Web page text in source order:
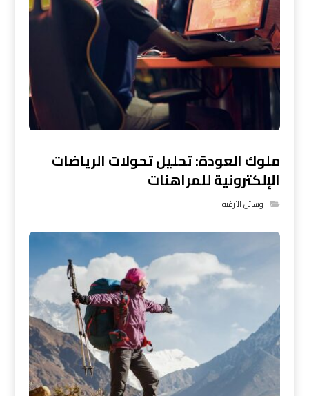
ملوك العودة: تحليل تحولات الرياضات
الإلكترونية للمراهنات
وسائل الترفيه